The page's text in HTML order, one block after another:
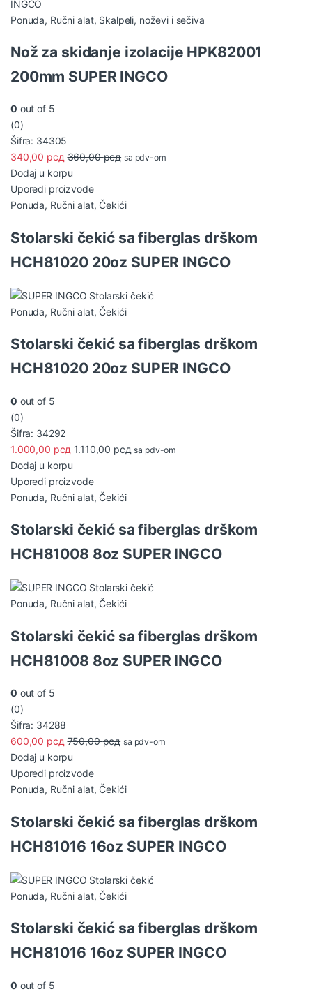
Ponuda, Ručni alat, Skalpeli, noževi i sečiva
Nož za skidanje izolacije HPK82001
200mm SUPER INGCO
0 out of 5
(0)
Šifra: 34305
340,00 рсд 360,00рсд sa pdv-om
Dodaj u korpu
Uporedi proizvode
Ponuda, Ručni alat, Čekići
Stolarski čekić sa fiberglas drškom
HCH81020 20oz SUPER INGCO
Ponuda, Ručni alat, Čekići
Stolarski čekić sa fiberglas drškom
HCH81020 20oz SUPER INGCO
0 out of 5
(0)
Šifra: 34292
1.000,00 рсд 1.110,00рсд sa pdv-om
Dodaj u korpu
Uporedi proizvode
Ponuda, Ručni alat, Čekići
Stolarski čekić sa fiberglas drškom
HCH81008 8oz SUPER INGCO
Ponuda, Ručni alat, Čekići
Stolarski čekić sa fiberglas drškom
HCH81008 8oz SUPER INGCO
0 out of 5
(0)
Šifra: 34288
600,00 рсд 750,00рсд sa pdv-om
Dodaj u korpu
Uporedi proizvode
Ponuda, Ručni alat, Čekići
Stolarski čekić sa fiberglas drškom
HCH81016 16oz SUPER INGCO
Ponuda, Ručni alat, Čekići
Stolarski čekić sa fiberglas drškom
HCH81016 16oz SUPER INGCO
0 out of 5